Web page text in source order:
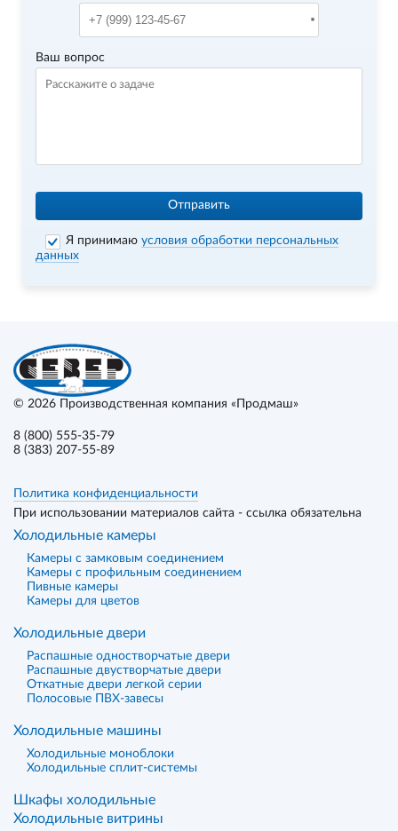
Ваш вопрос
Отправить
Я принимаюусловия обработки персональных
данных
© 2026 Производственная компания «Продмаш»
8 (800) 555-35-79
8 (383) 207-55-89
Политика конфиденциальности
При использовании материалов сайта - ссылка обязательна
Холодильные камеры
Камеры с замковым соединением
Камеры с профильным соединением
Пивные камеры
Камеры для цветов
Холодильные двери
Распашные одностворчатые двери
Распашные двустворчатые двери
Откатные двери легкой серии
Полосовые ПВХ-завесы
Холодильные машины
Холодильные моноблоки
Холодильные сплит-системы
Шкафы холодильные
Холодильные витрины